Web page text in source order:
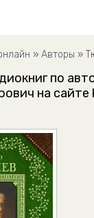
» Авторы »
по
на сайте